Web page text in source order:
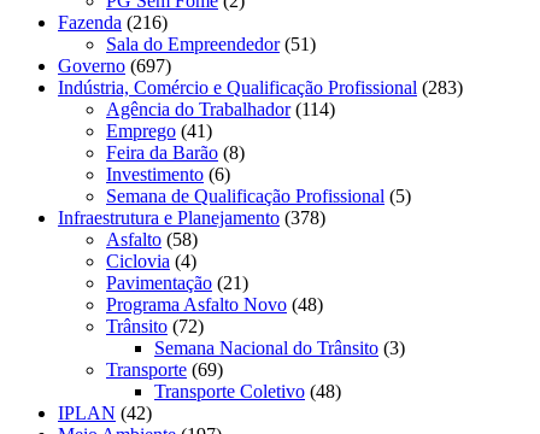
Fazenda (216)
Sala do Empreendedor(51)
Governo (697)
Indústria, Comércio e Qualificação Profissional (283)
Agência do Trabalhador(114)
Emprego (41)
Feira da Barão (8)
Investimento (6)
Semana de Qualificação Profissional (5)
Infraestrutura e Planejamento (378)
Asfalto (58)
Ciclovia (4)
Pavimentação (21)
Programa Asfalto Novo (48)
Trânsito (72)
Semana Nacional do Trânsito (3)
Transporte (69)
Transporte Coletivo (48)
IPLAN (42)